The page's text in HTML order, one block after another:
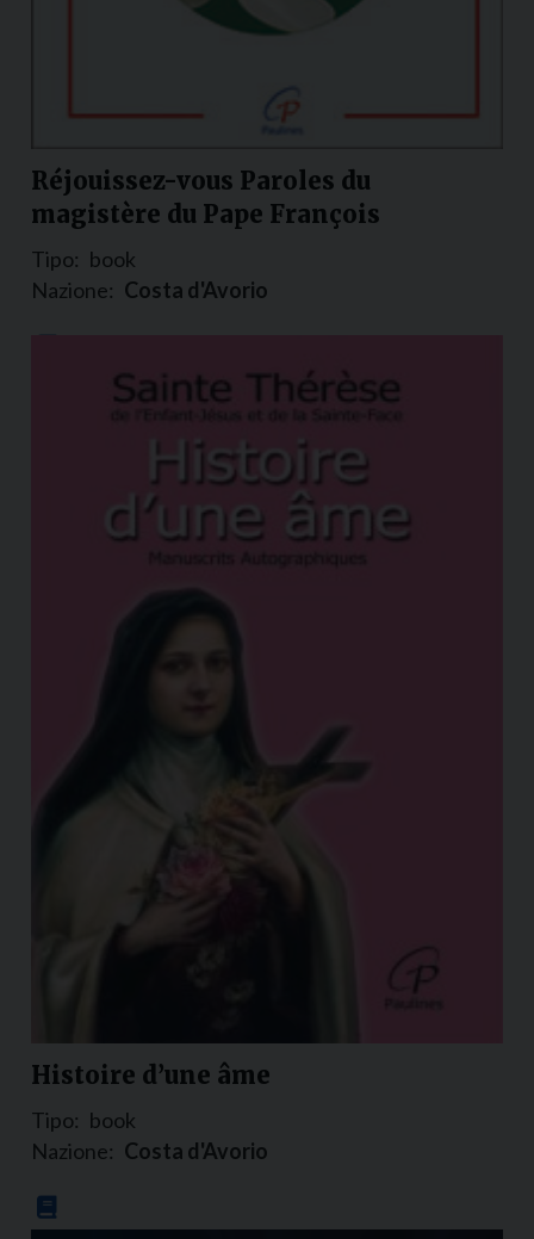
Réjouissez-vous Paroles du
magistère du Pape François
Tipo: book
Nazione: Costa d'Avorio
Histoire d’une âme
Tipo: book
Nazione: Costa d'Avorio